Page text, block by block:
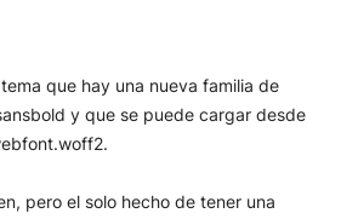
que hay una nueva familia de
y que se puede cargar desde
pero el solo hecho de tener una